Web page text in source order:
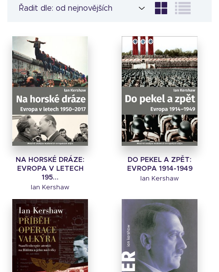
Řadit dle:
NA HORSKÉ DRÁZE:
EVROPA V LETECH
195...
Ian Kershaw
DO PEKEL A ZPĚT:
EVROPA 1914-1949
Ian Kershaw